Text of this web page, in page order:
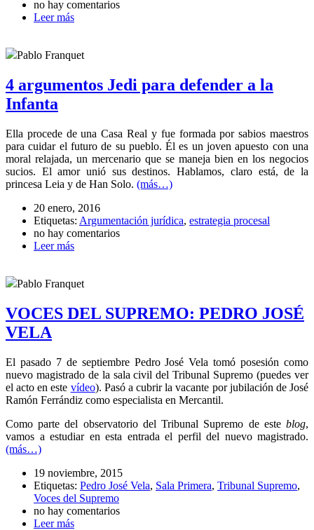
no hay comentarios
Leer más
Pablo Franquet
4 argumentos Jedi para defender a la
Infanta
Ella procede de una Casa Real y fue formada por sabios maestros
para cuidar el futuro de su pueblo. Él es un joven apuesto con una
moral relajada, un mercenario que se maneja bien en los negocios
sucios. El amor unió sus destinos. Hablamos, claro está, de la
princesa Leia y de Han Solo. (más…)
20 enero, 2016
Etiquetas: Argumentación jurídica, estrategia procesal
no hay comentarios
Leer más
Pablo Franquet
VOCES DEL SUPREMO: PEDRO JOSÉ
VELA
El pasado 7 de septiembre Pedro José Vela tomó posesión como
nuevo magistrado de la sala civil del Tribunal Supremo (puedes ver
el acto en este vídeo). Pasó a cubrir la vacante por jubilación de José
Ramón Ferrándiz como especialista en Mercantil.
Como parte del observatorio del Tribunal Supremo de este blog,
vamos a estudiar en esta entrada el perfil del nuevo magistrado.
(más…)
19 noviembre, 2015
Etiquetas: Pedro José Vela, Sala Primera, Tribunal Supremo,
Voces del Supremo
no hay comentarios
Leer más